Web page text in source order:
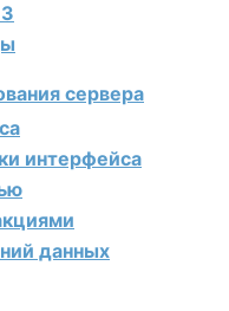
сервера
интерфейса
данных